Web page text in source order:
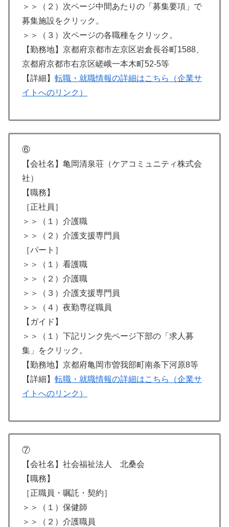
＞＞（２）次ページ中間あたりの「募集要項」で
募集施設をクリック。
＞＞（３）次ページの各職種をクリック。
【勤務地】京都府京都市左京区岩倉長谷町1588、
京都府京都市右京区嵯峨一本木町52-5等
【詳細】 転職・就職情報の詳細はこちら（企業サ
イトへのリンク）
⑥
【会社名】亀岡清泉荘（ケアコミュニティ株式会
社）
【職務】
［正社員］
＞＞（１）介護職
＞＞（２）介護支援専門員
［パート］
＞＞（１）看護職
＞＞（２）介護職
＞＞（３）介護支援専門員
＞＞（４）夜勤専従職員
【ガイド】
＞＞（１）下記リンク先ページ下部の「求人募
集」をクリック。
【勤務地】京都府亀岡市曽我部町南条下河原8等
【詳細】 転職・就職情報の詳細はこちら（企業サ
イトへのリンク）
⑦
【会社名】社会福祉法人 北桑会
【職務】
［正職員・嘱託・契約］
＞＞（１）保健師
＞＞（２）介護職員